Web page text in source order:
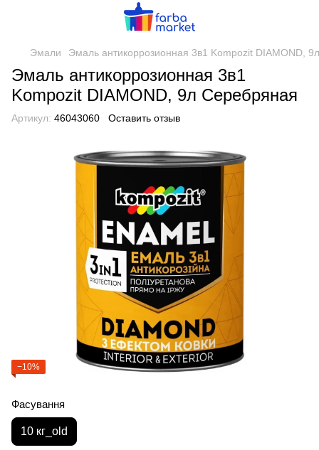
Эмали Эмаль антикоррозионная 3в1 Kompozit DIAMOND,
Эмаль антикоррозионная 3в1
Kompozit DIAMOND, 9л Серебряная
Артикул: 46043060 Оставить отзыв
−10%
Фасування
10 кг_old